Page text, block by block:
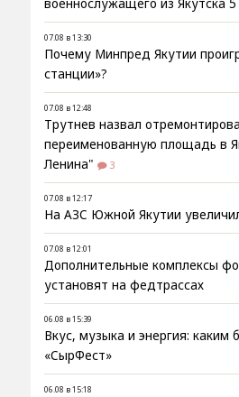
военнослужащего из Якутска
07.08 в 13:30
Почему Минпред Якутии
станции»?
07.08 в 12:48
Трутнев назвал
переименованную площадь в
Ленина"
3
07.08 в 12:17
На АЗС Южной Якутии
07.08 в 12:01
Дополнительные комплексы
установят на федтрассах
06.08 в 15:39
Вкус, музыка и энергия: каким
«СырФест»
06.08 в 15:18